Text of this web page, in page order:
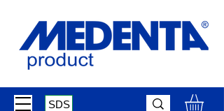
SDS